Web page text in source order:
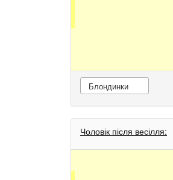
Блондинки
Чоловік після весілля: